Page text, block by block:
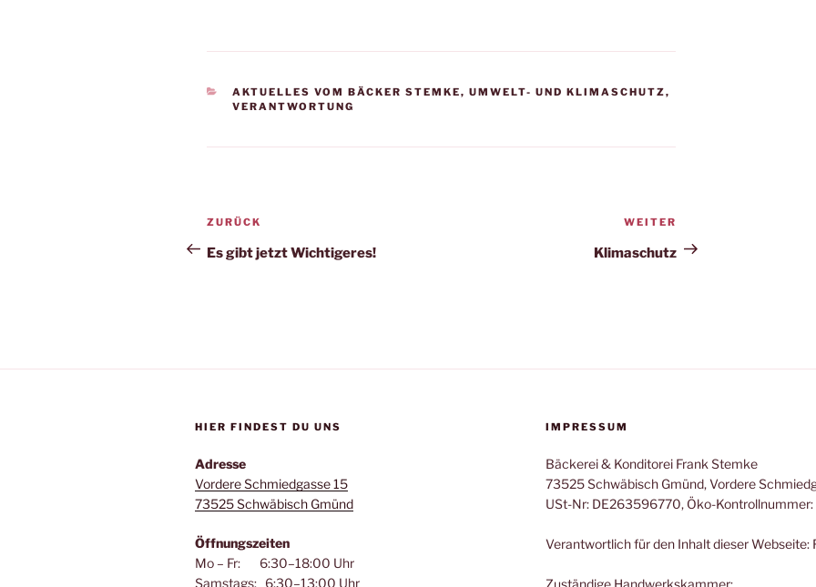
KATEGORIEN
AKTUELLES VOM BÄCKER STEMKE, UMWELT- UND KLIMASCHUTZ,
VERANTWORTUNG
Beitrags-
Navigation
Vorheriger
Beitrag
ZURÜCK
Es gibt jetzt Wichtigeres!
Beitrag
WEITER
Klimaschutz
HIER FINDEST DU UNS
Adresse
Vordere Schmiedgasse 15
73525 Schwäbisch Gmünd
Öffnungszeiten
Mo – Fr: 6:30–18:00 Uhr
Samstags: 6:30–13:00 Uhr
IMPRESSUM
Bäckerei & Konditorei Frank Stemke
73525 Schwäbisch Gmünd, Vordere
USt-Nr: DE263596770, Öko-Kontrollnummer:
Verantwortlich für den Inhalt dieser Webseite: